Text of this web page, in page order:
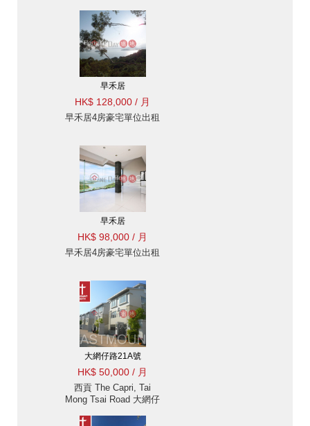
早禾居
HK$ 128,000 / 月
早禾居4房豪宅單位出租
早禾居
HK$ 98,000 / 月
早禾居4房豪宅單位出租
大網仔路21A號
HK$ 50,000 / 月
西貢 The Capri, Tai
Mong Tsai Road 大網仔
想花園, 私人泳池 出租單